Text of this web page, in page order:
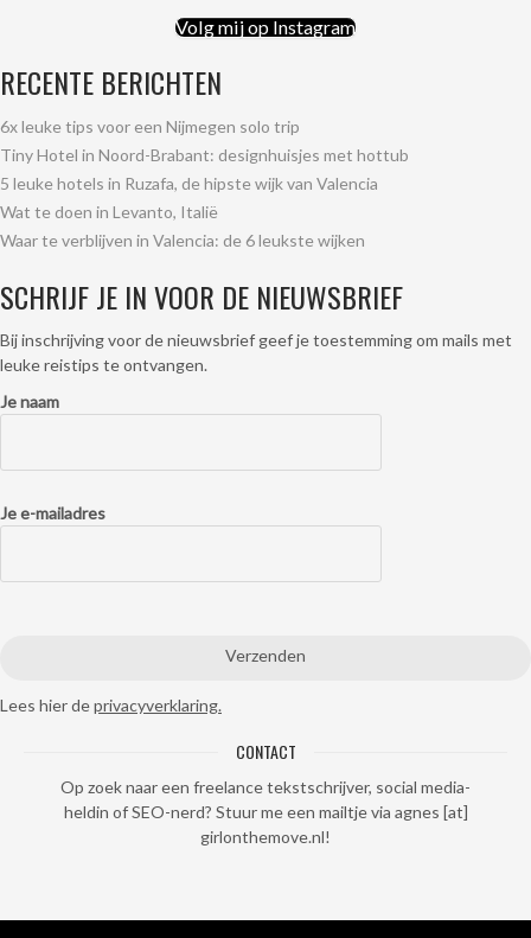
Volg mij op Instagram
RECENTE BERICHTEN
6x leuke tips voor een Nijmegen solo trip
Tiny Hotel in Noord-Brabant: designhuisjes met hottub
5 leuke hotels in Ruzafa, de hipste wijk van Valencia
Wat te doen in Levanto, Italië
Waar te verblijven in Valencia: de 6 leukste wijken
SCHRIJF JE IN VOOR DE NIEUWSBRIEF
Bij inschrijving voor de nieuwsbrief geef je toestemming om mails met
leuke reistips te ontvangen.
Je naam
Je e-mailadres
Lees hier deprivacyverklaring.
CONTACT
Op zoek naar een freelance tekstschrijver, social media-
heldin of SEO-nerd? Stuur me een mailtje via agnes [at]
girlonthemove.nl!